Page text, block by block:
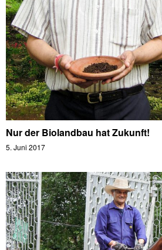
Nur der Biolandbau hat Zukunft!
5. Juni 2017